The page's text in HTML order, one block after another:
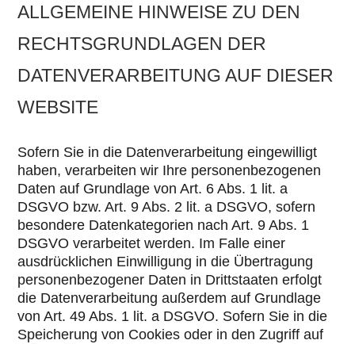
ALLGEMEINE HINWEISE ZU DEN
RECHTSGRUNDLAGEN DER
DATENVERARBEITUNG AUF DIESER
WEBSITE
Sofern Sie in die Datenverarbeitung eingewilligt
haben, verarbeiten wir Ihre personenbezogenen
Daten auf Grundlage von Art. 6 Abs. 1 lit. a
DSGVO bzw. Art. 9 Abs. 2 lit. a DSGVO, sofern
besondere Datenkategorien nach Art. 9 Abs. 1
DSGVO verarbeitet werden. Im Falle einer
ausdrücklichen Einwilligung in die Übertragung
personenbezogener Daten in Drittstaaten erfolgt
die Datenverarbeitung außerdem auf Grundlage
von Art. 49 Abs. 1 lit. a DSGVO. Sofern Sie in die
Speicherung von Cookies oder in den Zugriff auf